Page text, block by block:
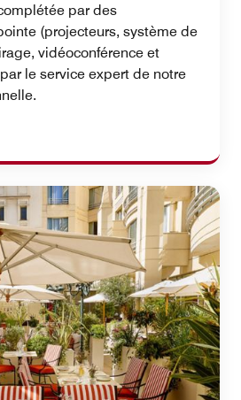
par des
(projecteurs, système de
vidéoconférence et
le service expert de notre